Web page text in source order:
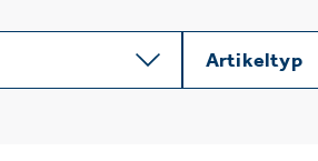
Artikeltyp